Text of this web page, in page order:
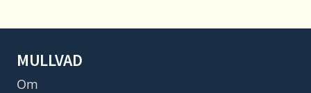
MULLVAD
Om